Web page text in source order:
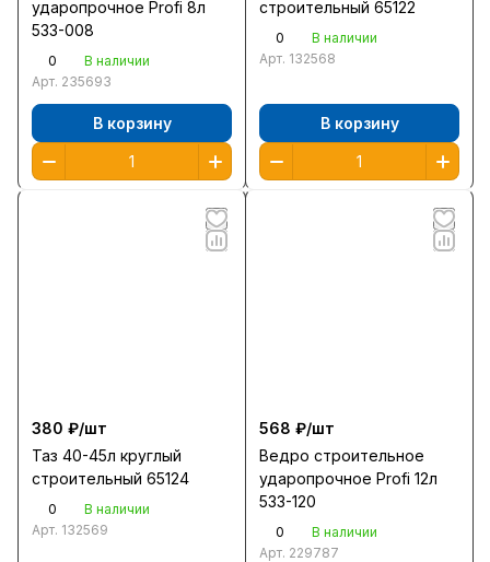
ударопрочное Profi 8л
533-008
0
В наличии
Арт. 235693
В корзину
строительный 65122
0
В наличии
Арт. 132568
В корзину
380 ₽/шт
Таз 40-45л круглый
строительный 65124
0
В наличии
Арт. 132569
568 ₽/шт
Ведро строительное
ударопрочное Profi 12л
533-120
0
В наличии
Арт. 229787